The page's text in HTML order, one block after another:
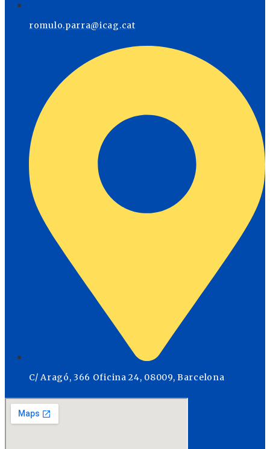
romulo.parra@icag.cat
C/ Aragó, 366 Oficina 24, 08009, Barcelona